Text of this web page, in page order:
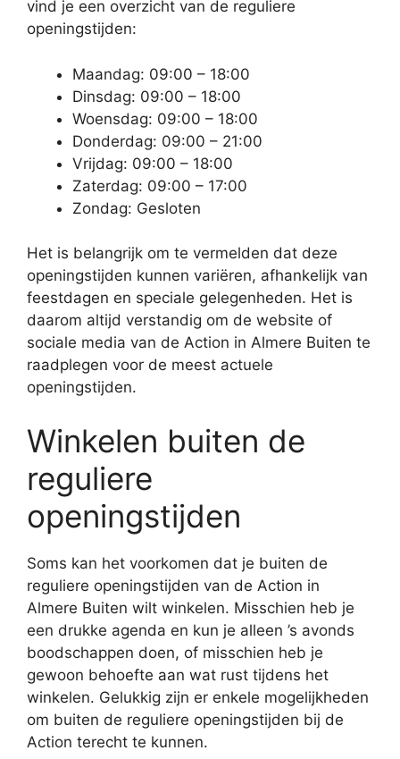
vind je een overzicht van de reguliere
openingstijden:
Maandag: 09:00 – 18:00
Dinsdag: 09:00 – 18:00
Woensdag: 09:00 – 18:00
Donderdag: 09:00 – 21:00
Vrijdag: 09:00 – 18:00
Zaterdag: 09:00 – 17:00
Zondag: Gesloten
Het is belangrijk om te vermelden dat deze
openingstijden kunnen variëren, afhankelijk van
feestdagen en speciale gelegenheden. Het is
daarom altijd verstandig om de website of
sociale media van de Action in Almere Buiten te
raadplegen voor de meest actuele
openingstijden.
Winkelen buiten de
reguliere
openingstijden
Soms kan het voorkomen dat je buiten de
reguliere openingstijden van de Action in
Almere Buiten wilt winkelen. Misschien heb je
een drukke agenda en kun je alleen ’s avonds
boodschappen doen, of misschien heb je
gewoon behoefte aan wat rust tijdens het
winkelen. Gelukkig zijn er enkele mogelijkheden
om buiten de reguliere openingstijden bij de
Action terecht te kunnen.